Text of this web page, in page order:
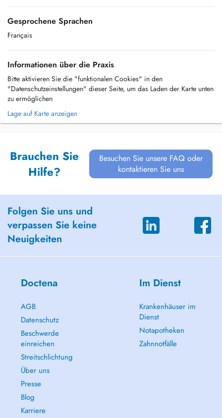
Gesprochene Sprachen
Français
Informationen über die Praxis
Bitte aktivieren Sie die "funktionalen Cookies" in den
"Datenschutzeinstellungen" dieser Seite, um das Laden der Karte unten
zu ermöglichen
Lage auf Karte anzeigen
Brauchen Sie
Hilfe?
Besuchen Sie unsere FAQ oder
kontaktieren Sie uns
Folgen Sie uns und
verpassen Sie keine
Neuigkeiten
Doctena
AGB
Datenschutz
Beschwerde
einreichen
Streitschlichtung
Über uns
Presse
Blog
Karriere
Im Dienst
Krankenhäuser im
Dienst
Notapotheken
Zahnnotfälle